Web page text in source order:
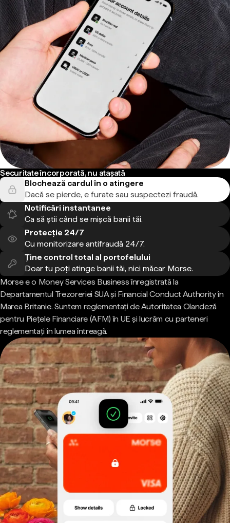
Securitate încorporată, nu atașată
Blochează cardul în o atingere
Dacă se pierde, e furate sau suspectezi fraudă.
Notificări instantanee
Ca să știi când se mișcă banii tăi.
Protecție 24/7
Cu monitorizare antifraudă 24/7.
Ține control total al portofelului
Doar tu poți atinge banii tăi, nici măcar Morse.
Morse e o Money Services Business înregistrată la
Departamentul Trezoreriei SUA și Financial Conduct Authority în
Marea Britanie. Suntem reglementați de Autoritatea Olandeză
pentru Piețele Financiare (AFM) în UE și lucrăm cu parteneri
reglementați în lumea întreagă.